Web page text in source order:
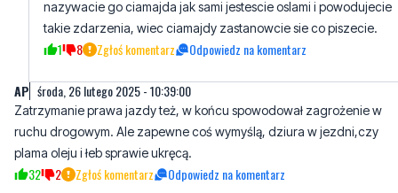
środa, 26 lutego 2025 - 10:39:00
Zatrzymanie prawa jazdy też, w końcu spowodował zagrożenie w
plama oleju i łeb sprawie ukręcą.
32 2 Zgłoś komentarz Odpowiedz na komentarz
Tymczasem środa, 26 lutego 2025 - 10:50:38
Wysokie mandaty miały zapewnić bezpieczeństwo na drogach a